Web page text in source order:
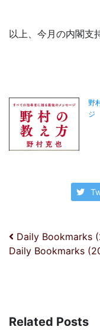
以上、今月の内閣支
投稿ナビ
Daily Bookmarks
Daily Bookmarks
Related Posts